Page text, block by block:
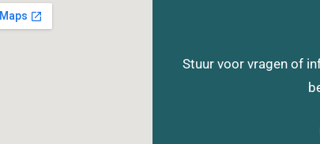
Stuur voor vragen of